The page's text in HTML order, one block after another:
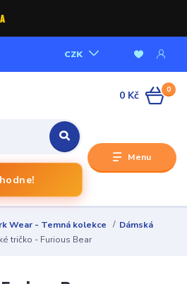
Menu
CZK
0
0 Kč
Wear - Temná kolekce
Dámská
tričko - Furious Bear